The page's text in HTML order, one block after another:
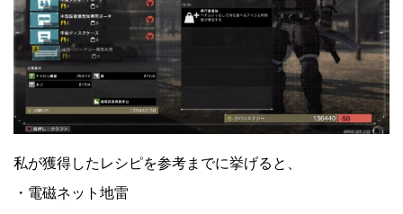
私が獲得したレシピを参考までに挙げると、
・電磁ネット地雷